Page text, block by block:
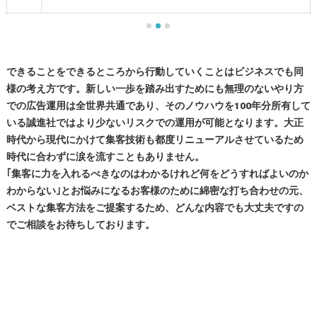
できることをできるところから行動していくことはビジネスでも同
様の考え方です。新しい一歩を踏み出すためにも無理のないやり方
での広告運用は全世界共通であり、そのノウハウを100年分所有して
いる誠進社ではより少ないリスクでの運用が可能となります。大正
時代から現代にかけて集客技術も都度リニューアルさせているため
時代に合わずに涙を流すこともありません。
｢集客に力を入れるべきなのはわかるけれど何をどうすればよいのか
わからない｣とお悩みになるお客様のために綿密な打ち合わせの元、
ベストな集客方法をご提案するため、どんな内容でも大丈夫ですの
でご相談をお待ちしております。